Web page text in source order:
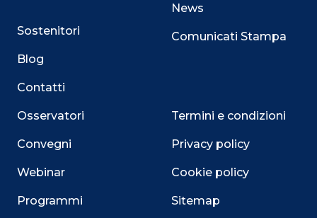
Sostenitori
Blog
Contatti
Osservatori
Convegni
Webinar
Programmi
News
Comunicati Stampa
Termini e condizioni
Privacy policy
Cookie policy
Sitemap